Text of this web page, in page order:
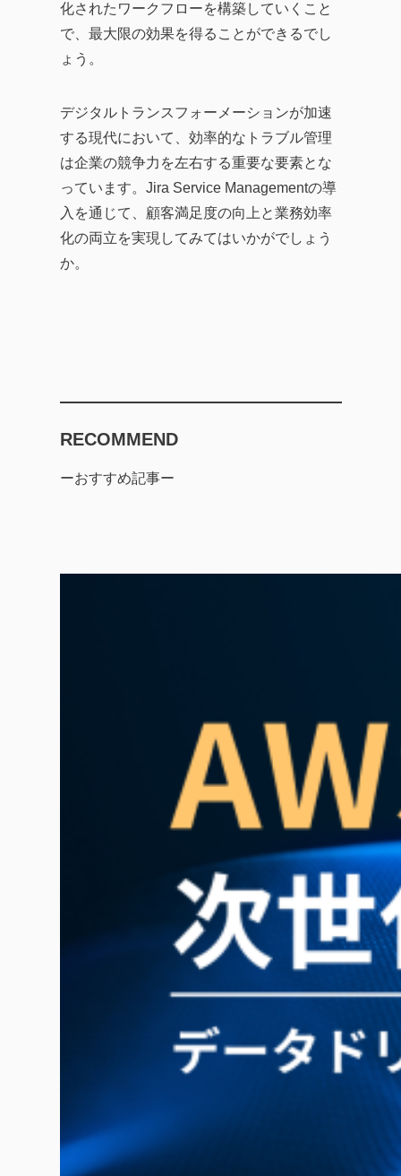
化されたワークフローを構築していくこと
で、最大限の効果を得ることができるでし
ょう。
デジタルトランスフォーメーションが加速
する現代において、効率的なトラブル管理
は企業の競争力を左右する重要な要素とな
っています。Jira Service Managementの導
入を通じて、顧客満足度の向上と業務効率
化の両立を実現してみてはいかがでしょう
か。
RECOMMEND
ーおすすめ記事ー